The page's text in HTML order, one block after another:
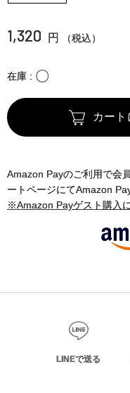
1,320 円 （税込）
在庫 〇
カート
Amazon Payのご利用で会
ートページにてAmazon
※Amazon Payゲスト購入
LINEで送る